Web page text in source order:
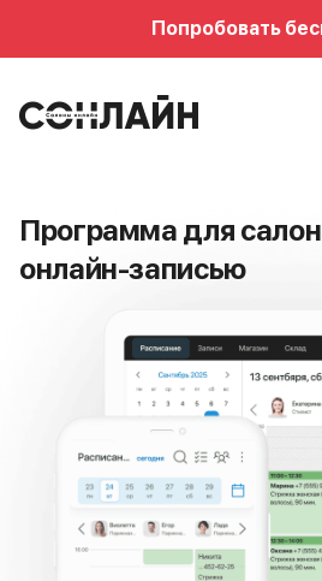
Попробовать
Программа для
онлайн-записью